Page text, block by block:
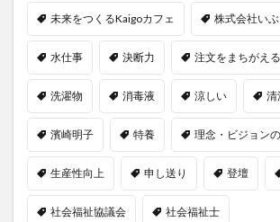
未来をつくるKaigoカフェ 株式会社いぶ
水仕事 決断力 注文をまちがえ
洗濯物 消毒液 涼しい 清
濱崎明子 特養 理念・ビジョン
生産性向上 申し送り 登壇
社会福祉協議会 社会福祉士